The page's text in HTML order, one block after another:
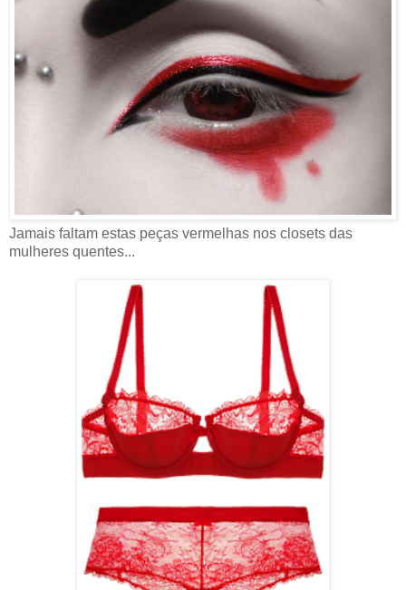
Jamais faltam estas peças vermelhas nos closets das
mulheres quentes...